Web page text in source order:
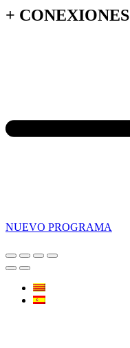
+ CONEXIONES
NUEVO PROGRAMA